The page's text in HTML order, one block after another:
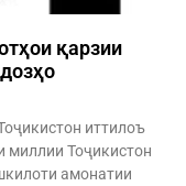
қарзии
иттилоъ
миллии Тоҷикистон
амонатии